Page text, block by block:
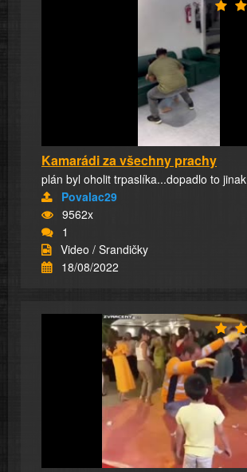
Kamarádi za všechny prachy
plán byl oholit trpaslíka...dopadlo to jinak
Povalac29
9562x
1
Video / Srandičky
18/08/2022